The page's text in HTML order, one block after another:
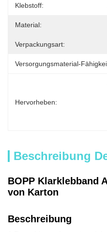
Klebstoff:
Material:
Verpackungsart:
Versorgungsmaterial-
Hervorheben:
Beschreibung
BOPP Klarklebband
von Karton
Beschreibung